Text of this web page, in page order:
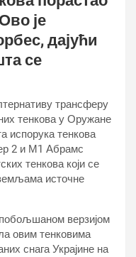
је
дајући
се
трансферу
тенкова у Оружане
испорука тенкова
2 и М1 Абрамс
тенкова који се
источне
верзијом
овим тенковима
снага Украјине на